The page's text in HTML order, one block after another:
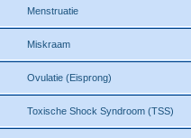
Menstruatie
Miskraam
Ovulatie (Eisprong)
Toxische Shock Syndroom (TSS)